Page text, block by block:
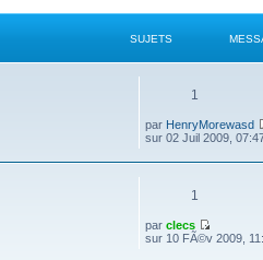
SUJETS
1
par HenryMorewasd
sur 02 Juil 2009,
1
par clecs
sur 10 FÃ©v 2009,